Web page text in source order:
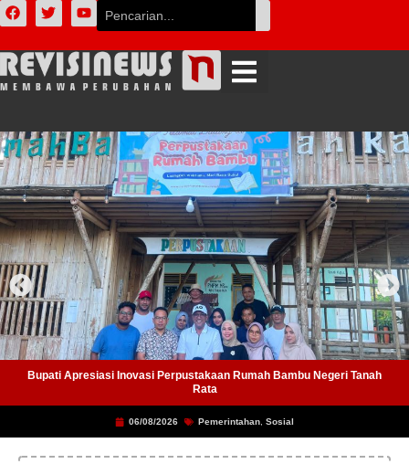
Bupati Apresiasi Inovasi Perpustakaan Rumah Bambu Negeri Tanah
Rata
06/08/2026 Pemerintahan Sosial